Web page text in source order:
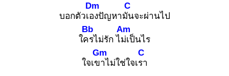
บอกตัวเอง
Dm
ปัญหามัน
C
จะผ่านไป
ใคร
Bb
ไม่รัก ไม่เ
Am
ป็นไร
ใจเขา
Gm
ไม่ใช่ใจเรา
C